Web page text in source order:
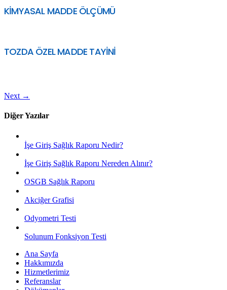
KİMYASAL MADDE ÖLÇÜMÜ
TOZDA ÖZEL MADDE TAYİNİ
Next →
Diğer Yazılar
İşe Giriş Sağlık Raporu Nedir?
İşe Giriş Sağlık Raporu Nereden Alınır?
OSGB Sağlık Raporu
Akciğer Grafisi
Odyometri Testi
Solunum Fonksiyon Testi
Ana Sayfa
Hakkımızda
Hizmetlerimiz
Referanslar